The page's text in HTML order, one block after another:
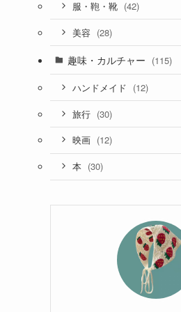
服・鞄・靴 (42)
美容 (28)
趣味・カルチャー (115)
ハンドメイド (12)
旅行 (30)
映画 (12)
本 (30)